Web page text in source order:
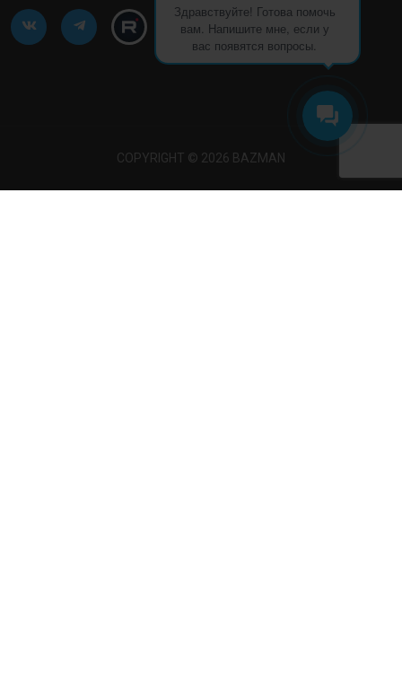
Здравствуйте! Готова помочь
вам. Напишите мне, если у
вас появятся вопросы.
COPYRIGHT © 2026 BAZMAN